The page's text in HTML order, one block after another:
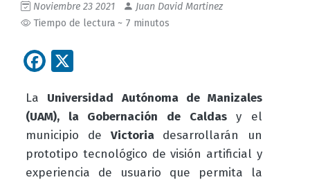
Noviembre 23 2021
Juan David Martinez
Tiempo de lectura ~ 7 minutos
Facebook
La Universidad Autónoma de Manizales
(UAM), la Gobernación de Caldasy el
municipio de Victoriadesarrollarán un
prototipo tecnológico de visión artificial y
experiencia de usuario que permita la